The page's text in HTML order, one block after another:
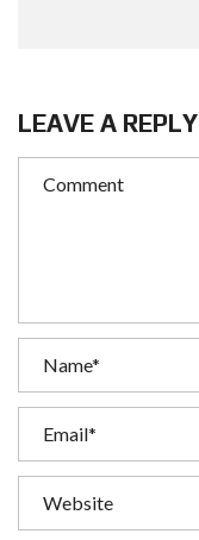
LEAVE A REPLY